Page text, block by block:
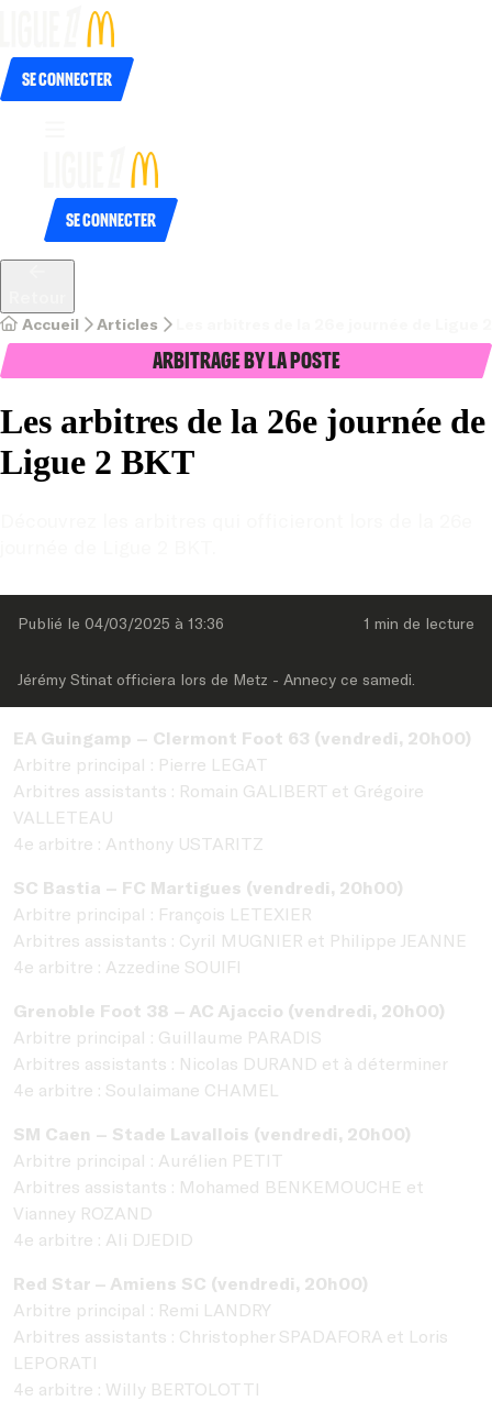
Se connecter
Se connecter
Accueil Articles
Arbitrage by La Poste
Les arbitres de la 26e journée de
Ligue 2 BKT
Publié le 04/03/2025 à 13:36 1 min de lecture
Jérémy Stinat officiera lors de Metz - Annecy ce samedi.
EA Guingamp – Clermont Foot 63 (vendredi, 20h00)
Arbitre principal : Pierre LEGAT
Arbitres assistants : Romain GALIBERT et Grégoire
VALLETEAU
4e arbitre : Anthony USTARITZ
SC Bastia – FC Martigues (vendredi, 20h00)
Arbitre principal : François LETEXIER
Arbitres assistants : Cyril MUGNIER et Philippe JEANNE
4e arbitre : Azzedine SOUIFI
Grenoble Foot 38 – AC Ajaccio (vendredi, 20h00)
Arbitre principal : Guillaume PARADIS
Arbitres assistants : Nicolas DURAND et à déterminer
4e arbitre : Soulaimane CHAMEL
SM Caen – Stade Lavallois (vendredi, 20h00)
Arbitre principal : Aurélien PETIT
Arbitres assistants : Mohamed BENKEMOUCHE et
Vianney ROZAND
4e arbitre : Ali DJEDID
Red Star – Amiens SC (vendredi, 20h00)
Arbitre principal : Remi LANDRY
Arbitres assistants : Christopher SPADAFORA et Loris
LEPORATI
4e arbitre : Willy BERTOLOTTI